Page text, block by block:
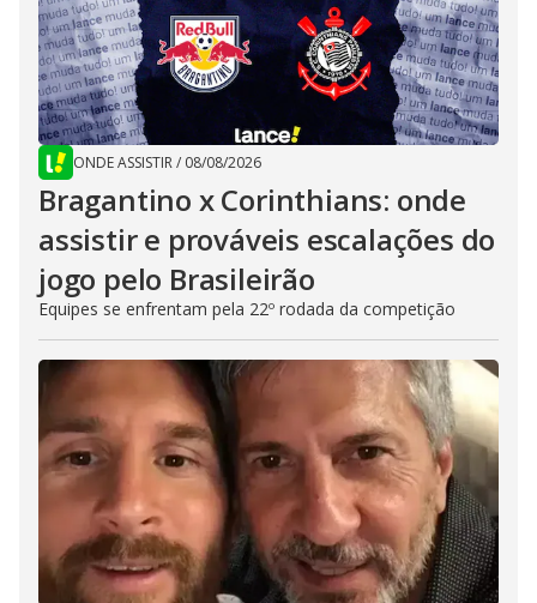
ONDE ASSISTIR/ 08/08/2026
Bragantino x Corinthians: onde
assistir e prováveis escalações do
jogo pelo Brasileirão
Equipes se enfrentam pela 22º rodada da competição